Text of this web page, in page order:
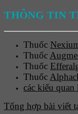
THÔNG TIN
Thuốc
Thuốc
Thuốc
Thuốc
các kiểu quan
Tổng hợp bài viết